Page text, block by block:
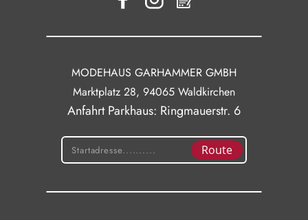
MODEHAUS GARHAMMER GMBH
Marktplatz 28, 94065 Waldkirchen
Anfahrt Parkhaus: Ringmauerstr. 6
Route